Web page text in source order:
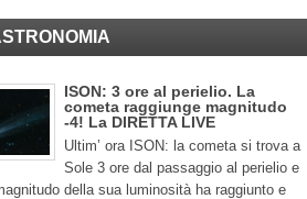
ISON: 3 ore al perielio. La
cometa raggiunge magnitudo
-4! La DIRETTA LIVE
Ultim’ ora ISON: la cometa si trova a
Sole 3 ore dal passaggio al perielio e
della sua luminosità ha raggiunto e